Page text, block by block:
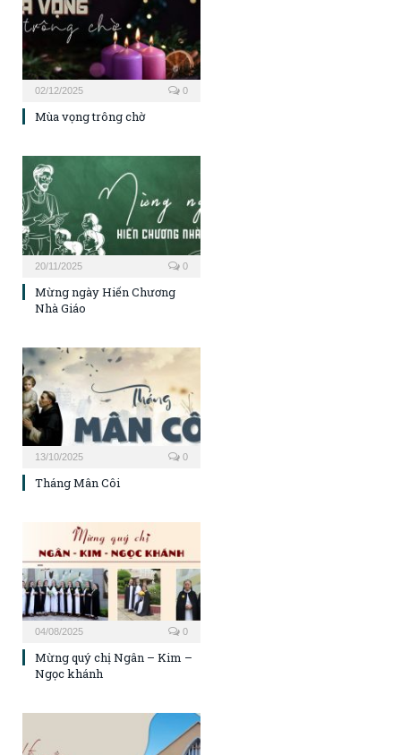
02/12/2025 0
Mùa vọng trông chờ
20/11/2025 0
Mừng ngày Hiến Chương
Nhà Giáo
13/10/2025 0
Tháng Mân Côi
04/08/2025 0
Mừng quý chị Ngân – Kim –
Ngọc khánh